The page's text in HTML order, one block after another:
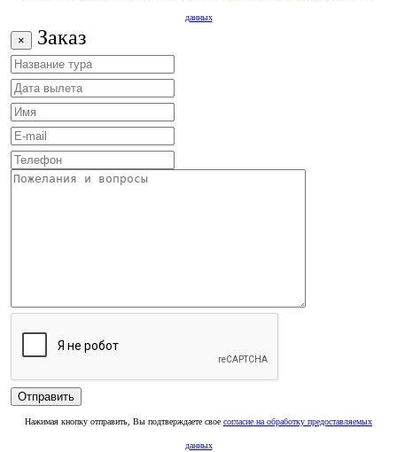
данных
× Заказ
Нажимая кнопку отправить, Вы подтверждаете свое согласие на обработку предоставляемых
данных